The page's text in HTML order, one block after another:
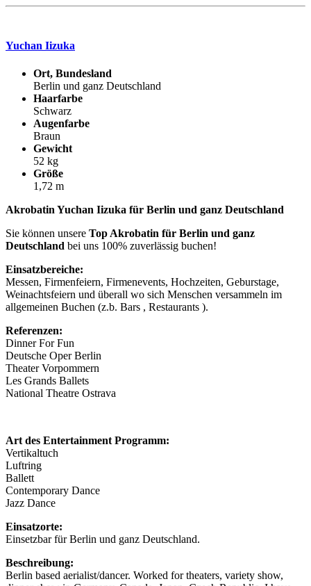
Yuchan Iizuka
Ort, Bundesland
Berlin und ganz Deutschland
Haarfarbe
Schwarz
Augenfarbe
Braun
Gewicht
52 kg
Größe
1,72 m
Akrobatin Yuchan Iizuka für Berlin und ganz Deutschland
Sie können unsere Top Akrobatin für Berlin und ganz
Deutschland bei uns 100% zuverlässig buchen!
Einsatzbereiche:
Messen, Firmenfeiern, Firmenevents, Hochzeiten, Geburstage,
Weinachtsfeiern und überall wo sich Menschen versammeln im
allgemeinen Buchen (z.b. Bars , Restaurants ).
Referenzen:
Dinner For Fun
Deutsche Oper Berlin
Theater Vorpommern
Les Grands Ballets
National Theatre Ostrava
Art des Entertainment Programm:
Vertikaltuch
Luftring
Ballett
Contemporary Dance
Jazz Dance
Einsatzorte:
Einsetzbar für Berlin und ganz Deutschland.
Beschreibung:
Berlin based aerialist/dancer. Worked for theaters, variety show,